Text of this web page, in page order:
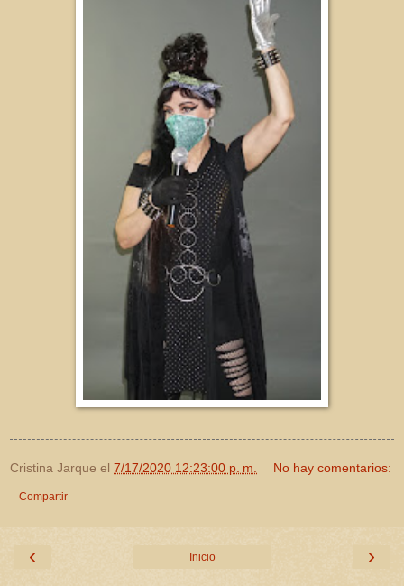
Cristina Jarque el 7/17/2020 12:23:00 p. m. No hay comentarios:
Compartir
‹ ›
Inicio